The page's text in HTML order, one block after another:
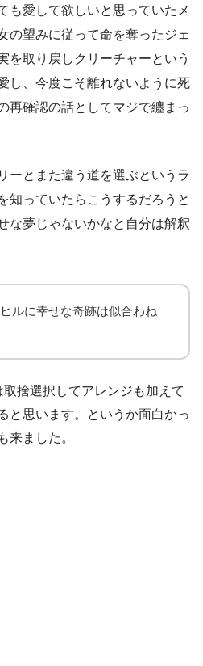
愛して欲しいと思っていたメ
の望みに従って命を奪ったジェ
を取り戻しクリーチャーという
し、今度こそ離れないように死
再確認の話としてマジで纏まっ
ーとまた違う道を選ぶというラ
知っていたらこうするだろうと
な夢じゃないかなと自分は解釈
ルに幸せな奇跡は似合わね
捨選択してアレンジも加えて
と思います。というか面白かっ
来ました。